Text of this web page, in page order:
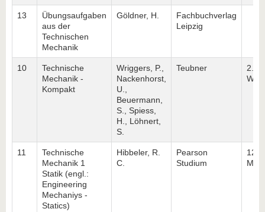
13
Übungsaufgaben
aus der
Technischen
Mechanik
Göldner, H.
Fachbuchverlag
Leipzig
10
Technische
Mechanik -
Kompakt
Wriggers, P.,
Nackenhorst,
U.,
Beuermann,
S., Spiess,
H., Löhnert,
S.
Teubner
2.
11
Technische
Mechanik 1
Statik (engl.:
Engineering
Mechaniys -
Statics)
Hibbeler, R.
C.
Pearson
Studium
12.